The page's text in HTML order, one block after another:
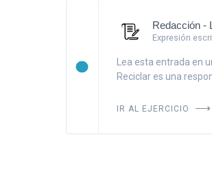
Redacción -
Expresión
Lea esta entrada en
Reciclar es una
IR AL EJERCICIO